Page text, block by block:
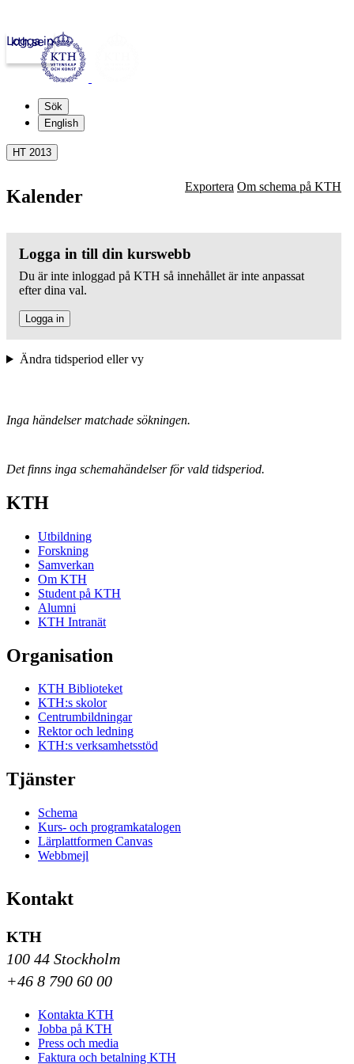
kth.se
Logga in
Sök
English
HT 2013
Kalender Exportera Om schema på KTH
Logga in till din kurswebb
Du är inte inloggad på KTH så innehållet är inte anpassat
efter dina val.
Logga in
Ändra tidsperiod eller vy
Inga händelser matchade sökningen.
Det finns inga schemahändelser för vald tidsperiod.
KTH
Utbildning
Forskning
Samverkan
Om KTH
Student på KTH
Alumni
KTH Intranät
Organisation
KTH Biblioteket
KTH:s skolor
Centrumbildningar
Rektor och ledning
KTH:s verksamhetsstöd
Tjänster
Schema
Kurs- och programkatalogen
Lärplattformen Canvas
Webbmejl
Kontakt
KTH
100 44 Stockholm
+46 8 790 60 00
Kontakta KTH
Jobba på KTH
Press och media
Faktura och betalning KTH